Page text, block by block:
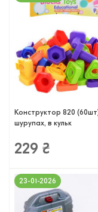
Конструктор 820
шурупах, в кульк
229 ₴
23-01-2026